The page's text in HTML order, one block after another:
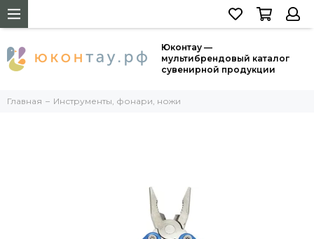
Юконтау —
мультибрендовый каталог
сувенирной продукции
Главная Инструменты, фонари, ножи